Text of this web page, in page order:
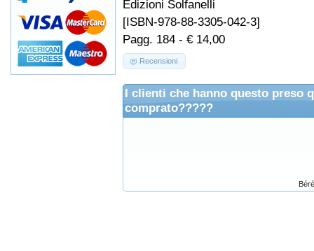
Edizioni Solfanelli
[ISBN-978-88-3305-042-3]
Pagg. 184 - € 14,00
Recensioni
I clienti che hanno questo preso
comprato?????